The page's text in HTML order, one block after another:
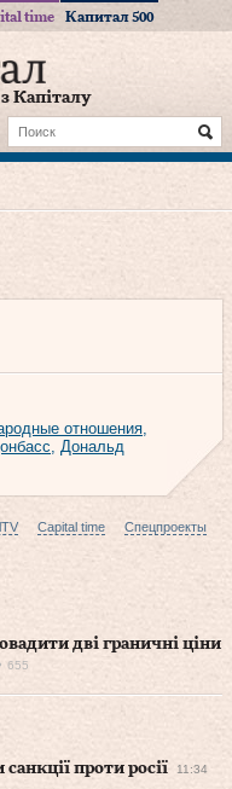
time Капитал 500
Капіталу
отношения,
, Дональд
Capital time
Спецпроекты
дві граничні ціни
655
проти росії
11:34